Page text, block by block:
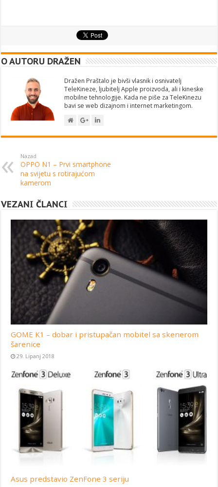
O AUTORU DRAŽEN
Dražen Praštalo je bivši vlasnik i osnivatelj
TeleKineze, ljubitelj Apple proizvoda, ali i kineske
mobilne tehnologije. Kada ne piše za TeleKinezu
bavi se web dizajnom i internet marketingom.
Nazad
OPPO N1 – Prvi smartphone
na svijetu s rotirajućom
kamerom
VEZANI ČLANCI
GOME K1 – dobar i pristupačan mobitel sa skenerom
šarenice
29. Lipanj 2018
Asus predstavio ZenFone 3 seriju